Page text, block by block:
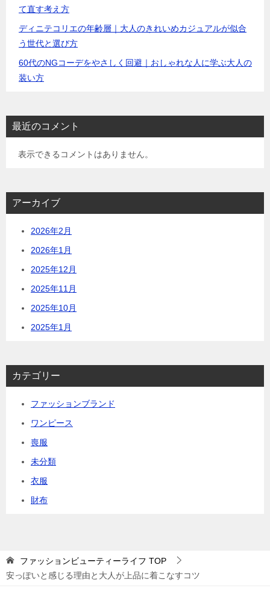
て直す考え方
ディニテコリエの年齢層｜大人のきれいめカジュアルが似合
う世代と選び方
60代のNGコーデをやさしく回避｜おしゃれな人に学ぶ大人の
装い方
最近のコメント
表示できるコメントはありません。
アーカイブ
2026年2月
2026年1月
2025年12月
2025年11月
2025年10月
2025年1月
カテゴリー
ファッションブランド
ワンピース
喪服
未分類
衣服
財布
ファッションビューティーライフ TOP
安っぽいと感じる理由と大人が上品に着こなすコツ